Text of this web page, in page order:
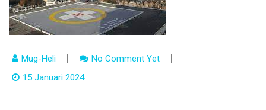
Mug-Heli
No Comment Yet
15 Januari 2024